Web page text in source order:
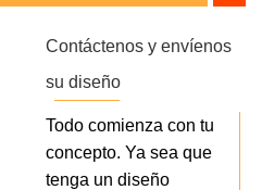
Contáctenos y envíenos
su diseño
Todo comienza con tu
concepto. Ya sea que
tenga un diseño